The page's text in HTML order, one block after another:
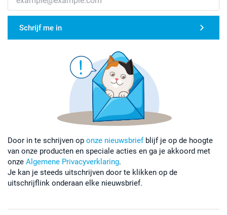
Schrijf me in
Door in te schrijven op onze nieuwsbrief blijf je op de hoogte
van onze producten en speciale acties en ga je akkoord met
onze Algemene Privacyverklaring.
Je kan je steeds uitschrijven door te klikken op de
uitschrijflink onderaan elke nieuwsbrief.